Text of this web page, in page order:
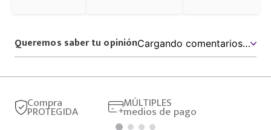
Queremos saber tu opiniónCargando comentarios…
Compra
PROTEGIDA
MÚLTIPLES
medios de pago